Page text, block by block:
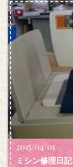
2015/04/01
ミシン修理日